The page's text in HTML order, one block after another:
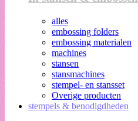
alles
embossing folders
embossing materialen
machines
stansen
stansmachines
stempel- en stansset
Overige producten
stempels & benodigdheden